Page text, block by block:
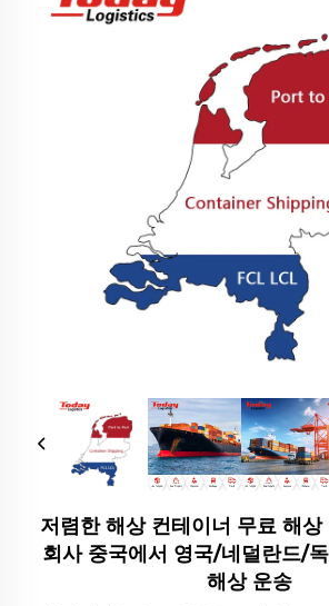
저렴한 해상 컨테이너 무료 해
회사 중국에서 영국/네덜란드/
해상 운송